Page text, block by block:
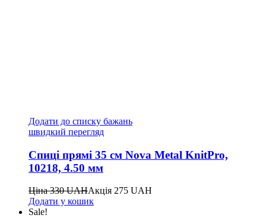
Додати до списку бажань
швидкий перегляд
Спиці прямі 35 см Nova Metal KnitPro,
10218, 4.50 мм
Ціна330UAHАкція 275 UAH
Додати у кошик
Sale!